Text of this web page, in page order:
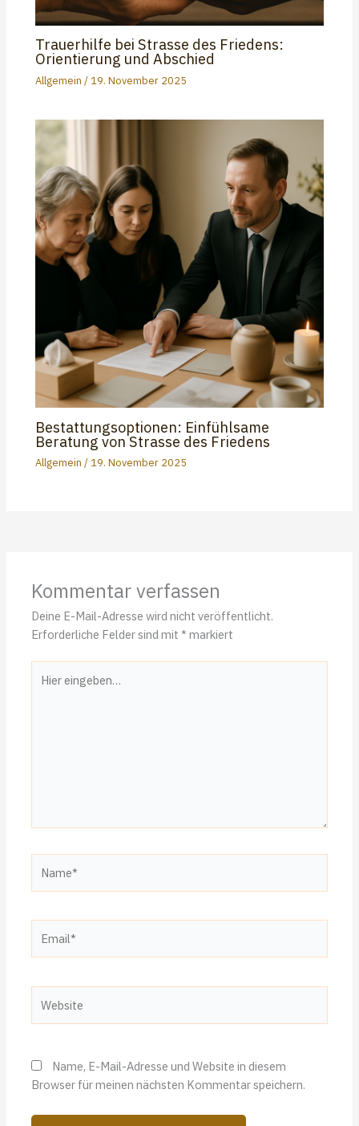
Trauerhilfe bei Strasse des Friedens:
Orientierung und Abschied
Allgemein / 19. November 2025
Bestattungsoptionen: Einfühlsame
Beratung von Strasse des Friedens
Allgemein / 19. November 2025
Kommentar verfassen
Deine E-Mail-Adresse wird nicht veröffentlicht.
Erforderliche Felder sind mit* markiert
eingeben…
Name, E-Mail-Adresse und Website in diesem
Browser für meinen nächsten Kommentar speichern.